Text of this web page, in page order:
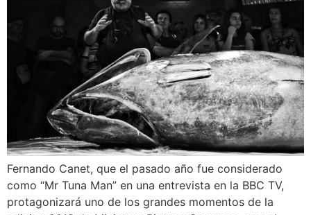
Fernando Canet, que el pasado año fue considerado
como “Mr Tuna Man” en una entrevista en la BBC TV,
protagonizará uno de los grandes momentos de la